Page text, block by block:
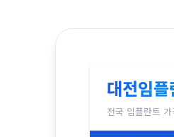
대전임
전국 임플란트